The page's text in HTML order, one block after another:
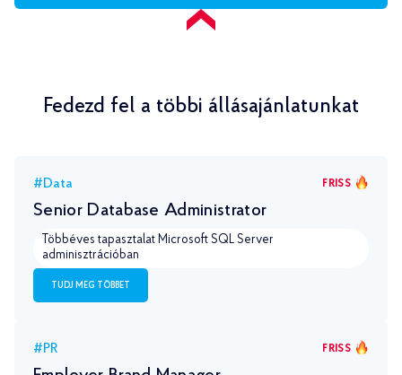
Fedezd fel a többi állásajánlatunkat
FRISS
#Data
Senior Database Administrator
Többéves tapasztalat Microsoft SQL Server
adminisztrációban
TUDJ MEG TÖBBET
FRISS
#PR